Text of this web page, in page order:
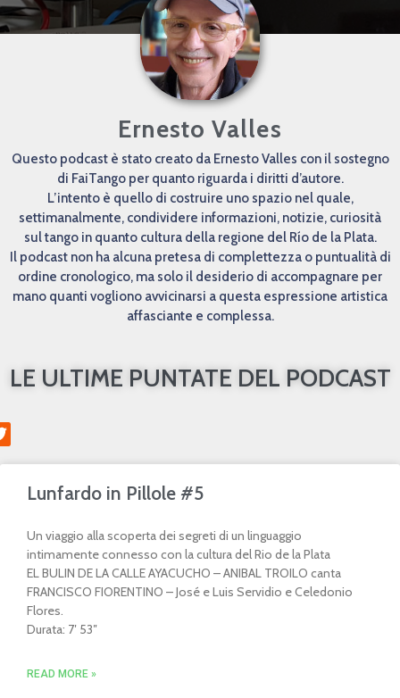
Ernesto Valles
Questo podcast è stato creato da Ernesto Valles con il sostegno
di FaiTango per quanto riguarda i diritti d’autore.
L’intento è quello di costruire uno spazio nel quale,
settimanalmente, condividere informazioni, notizie, curiosità
sul tango in quanto cultura della regione del Río de la Plata.
Il podcast non ha alcuna pretesa di complettezza o puntualità di
ordine cronologico, ma solo il desiderio di accompagnare per
mano quanti vogliono avvicinarsi a questa espressione artistica
affasciante e complessa.
LE ULTIME PUNTATE DEL PODCAST
Lunfardo in Pillole #5
Un viaggio alla scoperta dei segreti di un linguaggio
intimamente connesso con la cultura del Rio de la Plata
EL BULIN DE LA CALLE AYACUCHO – ANIBAL TROILO canta
FRANCISCO FIORENTINO – José e Luis Servidio e Celedonio
Flores.
Durata: 7′ 53″
READ MORE »